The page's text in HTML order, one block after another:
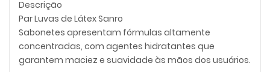
Descrição
Par Luvas de Látex Sanro
Sabonetes apresentam fórmulas altamente
concentradas, com agentes hidratantes que
garantem maciez e suavidade às mãos dos usuários.